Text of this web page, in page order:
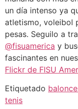
un día intenso ya
atletismo, voleibol
pesas. Seguilo a
@fisuamerica y
fascinantes en
Flickr de FISU
Etiquetado
tenis